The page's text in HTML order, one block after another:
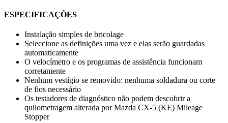
ESPECIFICAÇÕES
Instalação simples de bricolage
Seleccione as definições uma vez e elas serão guardadas
automaticamente
O velocímetro e os programas de assistência funcionam
corretamente
Nenhum vestígio se removido: nenhuma soldadura ou corte
de fios necessário
Os testadores de diagnóstico não podem descobrir a
quilometragem alterada por Mazda CX-5 (KE) Mileage
Stopper